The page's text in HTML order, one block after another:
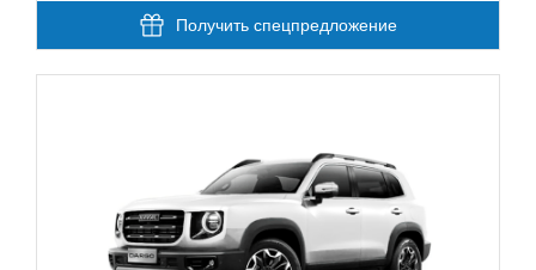
Получить спецпредложение